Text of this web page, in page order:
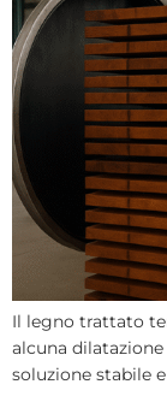
Il legno trattato
alcuna
soluzione stabile